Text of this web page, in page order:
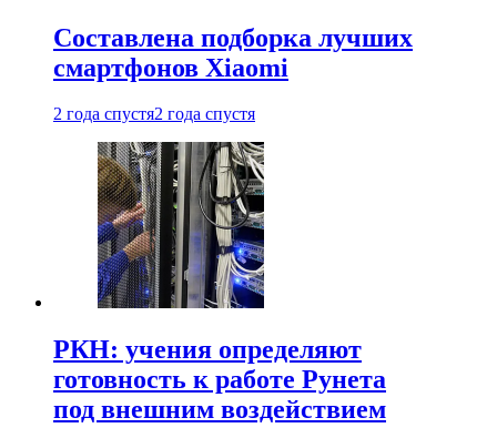
Составлена подборка лучших
смартфонов Xiaomi
2 года спустя2 года спустя
РКН: учения определяют
готовность к работе Рунета
под внешним воздействием